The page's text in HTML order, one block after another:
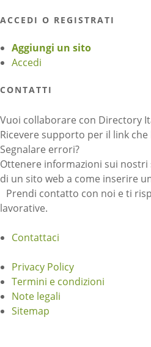
ACCEDI O REGISTRATI
Aggiungi un sito
Accedi
CONTATTI
Vuoi collaborare con Directory
Ricevere supporto per il link
Segnalare errori?
Ottenere informazioni sui nostri
di un sito web a come inserire
Prendi contatto con noi e ti
lavorative.
Contattaci
Privacy Policy
Termini e condizioni
Note legali
Sitemap